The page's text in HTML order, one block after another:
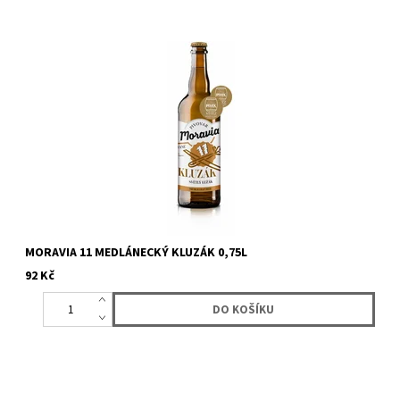
DVOJNÁSOBNÝ VÍTĚZ PIVEXU! Pivo sytě zlaté barvy s výrazným a
plným tělem a vyváženou střední hořkostí. Název tohoto...
MORAVIA 11 MEDLÁNECKÝ KLUZÁK 0,75L
92 Kč